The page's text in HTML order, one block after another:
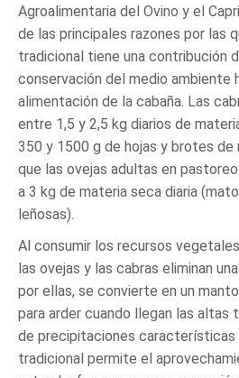
Agroalimentaria del Ovino y el
de las principales razones por las
tradicional tiene una contribución
conservación del medio ambiente
alimentación de la cabaña. Las
entre 1,5 y 2,5 kg diarios de
350 y 1500 g de hojas y brotes de
que las ovejas adultas en
a 3 kg de materia seca diaria
leñosas).
Al consumir los recursos
las ovejas y las cabras eliminan
por ellas, se convierte en un
para arder cuando llegan las
de precipitaciones características
tradicional permite el